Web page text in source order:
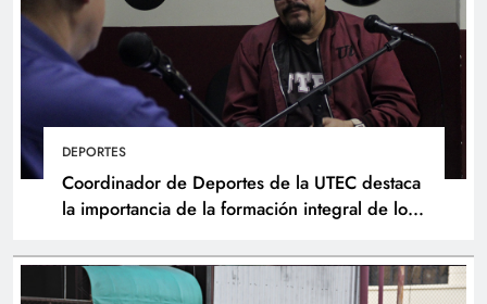
DEPORTES
Coordinador de Deportes de la UTEC destaca
la importancia de la formación integral de los